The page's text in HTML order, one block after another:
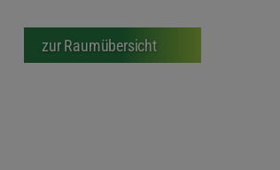
zur Raumübersicht